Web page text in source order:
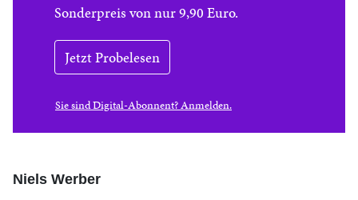
Sonderpreis von nur 9,90 Euro.
Jetzt Probelesen
Sie sind Digital-Abonnent? Anmelden.
Niels Werber